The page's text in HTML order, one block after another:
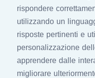
rispondere
utilizzando un
risposte pertinenti e
personalizzazione
apprendere dalle
migliorare